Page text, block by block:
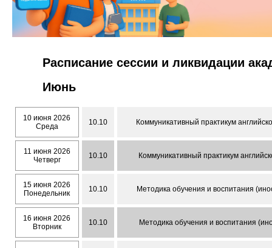
Расписание сессии и ликвидации
Июнь
10 июня 2026
Среда
10.10 Коммуникативный практикум
11 июня 2026
Четверг
10.10 Коммуникативный практикум
15 июня 2026
Понедельник
10.10 Методика обучения и воспитания
16 июня 2026
Вторник
10.10 Методика обучения и воспитания